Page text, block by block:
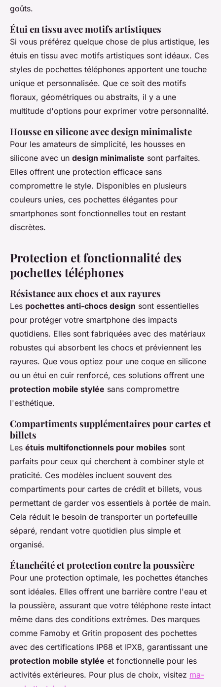
goûts.
Étui en tissu avec motifs artistiques
Si vous préférez quelque chose de plus artistique, les
étuis en tissu avec motifs artistiques sont idéaux. Ces
styles de pochettes téléphones apportent une touche
unique et personnalisée. Que ce soit des motifs
floraux, géométriques ou abstraits, il y a une
multitude d'options pour exprimer votre personnalité.
Housse en silicone avec design minimaliste
Pour les amateurs de simplicité, les housses en
silicone avec un design minimaliste sont parfaites.
Elles offrent une protection efficace sans
compromettre le style. Disponibles en plusieurs
couleurs unies, ces pochettes élégantes pour
smartphones sont fonctionnelles tout en restant
discrètes.
Protection et fonctionnalité des
pochettes téléphones
Résistance aux chocs et aux rayures
Les pochettes anti-chocs design sont essentielles
pour protéger votre smartphone des impacts
quotidiens. Elles sont fabriquées avec des matériaux
robustes qui absorbent les chocs et préviennent les
rayures. Que vous optiez pour une coque en silicone
ou un étui en cuir renforcé, ces solutions offrent une
protection mobile stylée sans compromettre
l'esthétique.
Compartiments supplémentaires pour cartes et
billets
Les étuis multifonctionnels pour mobiles sont
parfaits pour ceux qui cherchent à combiner style et
praticité. Ces modèles incluent souvent des
compartiments pour cartes de crédit et billets, vous
permettant de garder vos essentiels à portée de main.
Cela réduit le besoin de transporter un portefeuille
séparé, rendant votre quotidien plus simple et
organisé.
Étanchéité et protection contre la poussière
Pour une protection optimale, les pochettes étanches
sont idéales. Elles offrent une barrière contre l'eau et
la poussière, assurant que votre téléphone reste intact
même dans des conditions extrêmes. Des marques
comme Famoby et Gritin proposent des pochettes
avec des certifications IP68 et IPX8, garantissant une
protection mobile stylée et fonctionnelle pour les
activités extérieures. Pour plus de choix, visitez ma-